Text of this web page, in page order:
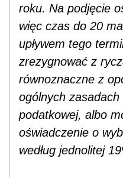
roku. Na podjęcie
więc czas do 20
upływem tego
zrezygnować z
równoznaczne z
ogólnych zasadach
podatkowej, albo
oświadczenie o
według jednolitej